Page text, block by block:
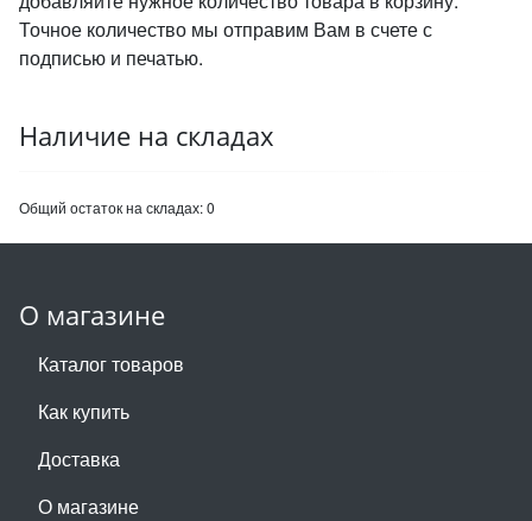
Точное количество мы отправим Вам в счете с
подписью и печатью.
Наличие на складах
Общий остаток на складах:0
О магазине
Каталог товаров
Как купить
Доставка
О магазине